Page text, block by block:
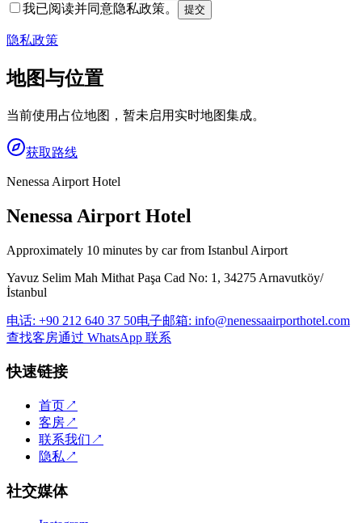
我已阅读并同意隐私政策。
提交
隐私政策
地图与位置
当前使用占位地图，暂未启用实时地图集成。
获取路线
Nenessa Airport Hotel
Nenessa Airport Hotel
Approximately 10 minutes by car from Istanbul Airport
Yavuz Selim Mah Mithat Paşa Cad No: 1, 34275 Arnavutköy/
İstanbul
电话: +90 212 640 37 50电子邮箱: info@nenessaairporthotel.com
查找客房通过 WhatsApp 联系
快速链接
首页↗
客房↗
联系我们 ↗
隐私 ↗
社交媒体